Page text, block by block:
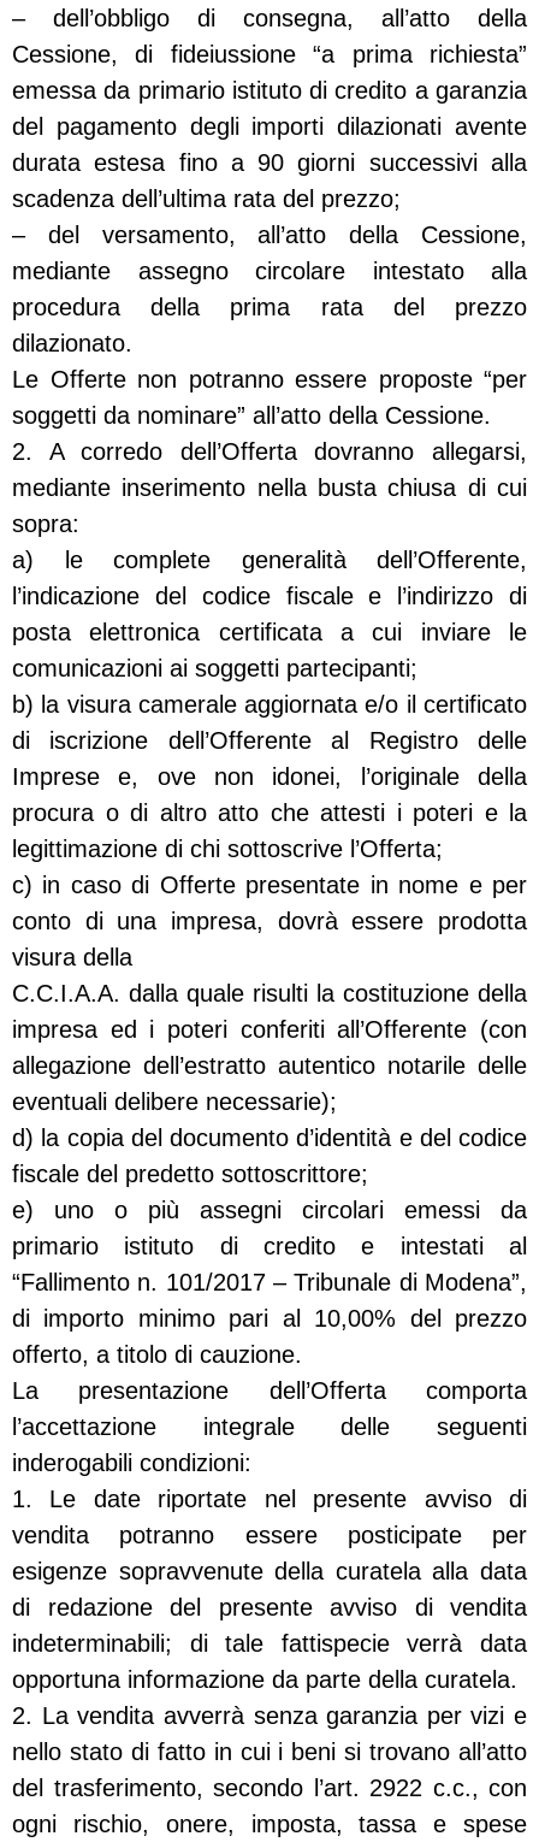
– dell’obbligo di consegna, all’atto della
Cessione, di fideiussione “a prima richiesta”
emessa da primario istituto di credito a garanzia
del pagamento degli importi dilazionati avente
durata estesa fino a 90 giorni successivi alla
scadenza dell’ultima rata del prezzo;
– del versamento, all’atto della Cessione,
mediante assegno circolare intestato alla
procedura della prima rata del prezzo
dilazionato.
Le Offerte non potranno essere proposte “per
soggetti da nominare” all’atto della Cessione.
2. A corredo dell’Offerta dovranno allegarsi,
mediante inserimento nella busta chiusa di cui
sopra:
a) le complete generalità dell’Offerente,
l’indicazione del codice fiscale e l’indirizzo di
posta elettronica certificata a cui inviare le
comunicazioni ai soggetti partecipanti;
b) la visura camerale aggiornata e/o il certificato
di iscrizione dell’Offerente al Registro delle
Imprese e, ove non idonei, l’originale della
procura o di altro atto che attesti i poteri e la
legittimazione di chi sottoscrive l’Offerta;
c) in caso di Offerte presentate in nome e per
conto di una impresa, dovrà essere prodotta
visura della
C.C.I.A.A. dalla quale risulti la costituzione della
impresa ed i poteri conferiti all’Offerente (con
allegazione dell’estratto autentico notarile delle
eventuali delibere necessarie);
d) la copia del documento d’identità e del codice
fiscale del predetto sottoscrittore;
e) uno o più assegni circolari emessi da
primario istituto di credito e intestati al
“Fallimento n. 101/2017 – Tribunale di Modena”,
di importo minimo pari al 10,00% del prezzo
offerto, a titolo di cauzione.
La presentazione dell’Offerta comporta
l’accettazione integrale delle seguenti
inderogabili condizioni:
1. Le date riportate nel presente avviso di
vendita potranno essere posticipate per
esigenze sopravvenute della curatela alla data
di redazione del presente avviso di vendita
indeterminabili; di tale fattispecie verrà data
opportuna informazione da parte della curatela.
2. La vendita avverrà senza garanzia per vizi e
nello stato di fatto in cui i beni si trovano all’atto
del trasferimento, secondo l’art. 2922 c.c., con
ogni rischio, onere, imposta, tassa e spese